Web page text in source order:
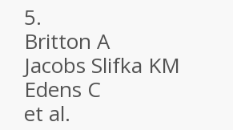
5.
Britton A
Jacobs Slifka KM
Edens C
et al.